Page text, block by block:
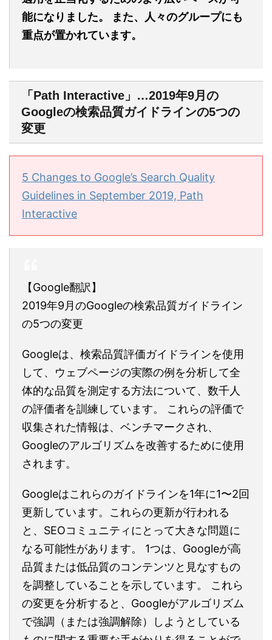
能になりました。 また、人々のグループにも
重点が置かれています。
「Path Interactive」…2019年9月の
Googleの検索品質ガイドラインの5つの
変更
5 Changes to Google’s Search Quality
Guidelines in September 2019, Path
Interactive
【Google翻訳】
2019年9月のGoogleの検索品質ガイドライン
の5つの変更
Googleは、検索品質評価ガイドラインを使用
して、ウェブページの実際の例を分析して全
体的な品質を測定する方法について、数千人
の評価者を訓練しています。 これらの評価で
収集された情報は、ベンチマークされ、
Googleのアルゴリズムを改善するために使用
されます。
Googleはこれらのガイドラインを1年に1〜2回
更新しています。これらの更新が行われる
と、SEOコミュニティにとって大きな問題に
なる可能性があります。 1つは、Googleが高
品質または低品質のコンテンツと見なすもの
を調整していることを示しています。 これら
の変更を分析すると、Googleがアルゴリズム
で強調（または強調解除）しようとしている